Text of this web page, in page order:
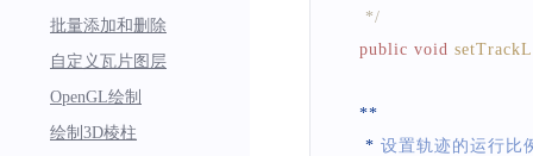
批量添加和删除
自定义瓦片图层
OpenGL绘制
绘制3D棱柱
     */
public void
**
* 设置轨迹的运行比